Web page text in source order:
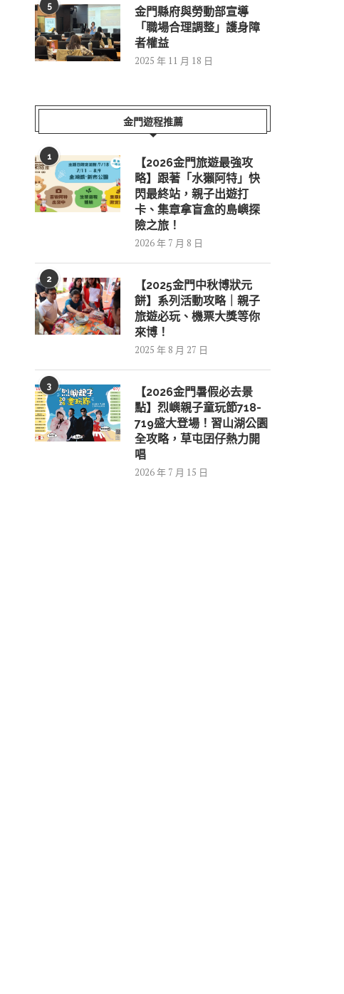
5
金門縣府與勞動部宣導
「職場合理調整」護身障
者權益
2025 年 11 月 18 日
金門遊程推薦
1
【2026金門旅遊最強攻
略】跟著「水獺阿特」快
閃最終站，親子出遊打
卡、集章拿盲盒的島嶼探
險之旅！
2026 年 7 月 8 日
2
【2025金門中秋博狀元
餅】系列活動攻略｜親子
旅遊必玩、機票大獎等你
來博！
2025 年 8 月 27 日
3
【2026金門暑假必去景
點】烈嶼親子童玩節718-
719盛大登場！習山湖公園
全攻略，草屯囝仔熱力開
唱
2026 年 7 月 15 日